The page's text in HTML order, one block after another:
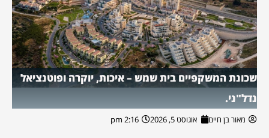
שכונת המשקפיים בית שמש – איכות, יוקרה ופוטנציאל
נדל"ני.
מאור בן חיים אוגוסט 5, 2026 2:16 pm